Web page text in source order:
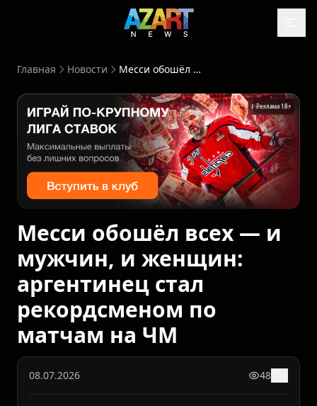
Главная Новости Месси обошёл всех — и мужчин, и женщин: аргентинец стал рекордсменом по матчам на ЧМ
Реклама 18+
Месси обошёл всех — и
мужчин, и женщин:
аргентинец стал
рекордсменом по
матчам на ЧМ
08.07.2026 48